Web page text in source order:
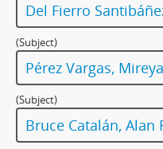
Del Fierro
(Subject)
Pérez Vargas, Mireya
(Subject)
Bruce Catalán, Alan